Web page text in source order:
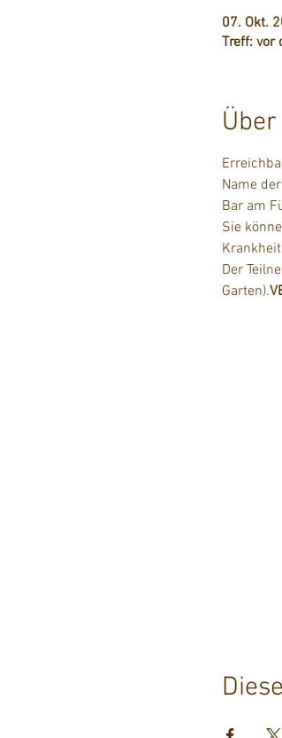
07. Okt.
Treff: vor
Name
Bar am
Sie
Der
Garten).